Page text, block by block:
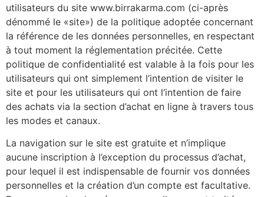
utilisateurs du site www.birrakarma.com (ci-après
dénommé le «site») de la politique adoptée concernant
la référence de les données personnelles, en respectant
à tout moment la réglementation précitée. Cette
politique de confidentialité est valable à la fois pour les
utilisateurs qui ont simplement l’intention de visiter le
site et pour les utilisateurs qui ont l’intention de faire
des achats via la section d’achat en ligne à travers tous
les modes et canaux.
La navigation sur le site est gratuite et n’implique
aucune inscription à l’exception du processus d’achat,
pour lequel il est indispensable de fournir vos données
personnelles et la création d’un compte est facultative.